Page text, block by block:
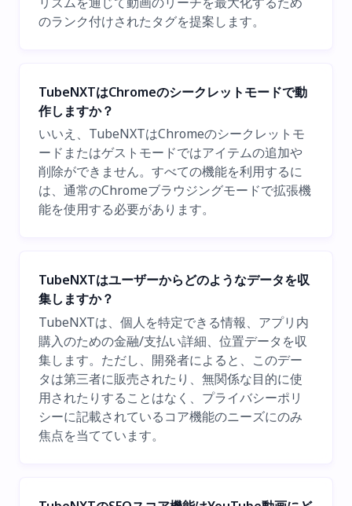
のランク付けされたタグを提案します。
TubeNXTはChromeのシークレットモードで動
作しますか？
いいえ、TubeNXTはChromeのシークレットモ
ードまたはゲストモードではアイテムの追加や
削除ができません。すべての機能を利用するに
は、通常のChromeブラウジングモードで拡張機
能を使用する必要があります。
TubeNXTはユーザーからどのようなデータを収
集しますか？
TubeNXTは、個人を特定できる情報、アプリ内
購入のための金融/支払い詳細、位置データを収
集します。ただし、開発者によると、このデー
タは第三者に販売されたり、無関係な目的に使
用されたりすることはなく、プライバシーポリ
シーに記載されているコア機能のニーズにのみ
焦点を当てています。